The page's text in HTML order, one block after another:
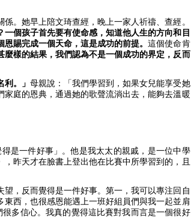
。她早上陪文琦查經，晚上一家人祈禱、查經。
一個孩子首先要有使命感，知道他人生的方向和目
賜完成一個天命，這是成功的前提。這個使命肯
樣的結果，我們認為不是一個成功的界定，反而
。」 母親說：「我們學習到，如果女兒能享受她
庭的恩典，通過她的歌聲流淌出去，能夠去溫暖
是一件好事」。他是我太太的親戚，是一位中學
昨天才在臉書上登出他在比賽中所學習到的，且
望，反而覺得是一件好事。第一，我可以專注回自
西，也很感恩能遇上一班好組員們與我一起並肩
多信心。我真的覺得這比賽對我而言是一個很好